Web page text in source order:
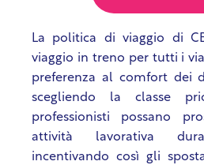
La politica di viaggio di
viaggio in treno per tutti i
preferenza al comfort dei
scegliendo la classe
professionisti possano
attività lavorativa
incentivando così gli